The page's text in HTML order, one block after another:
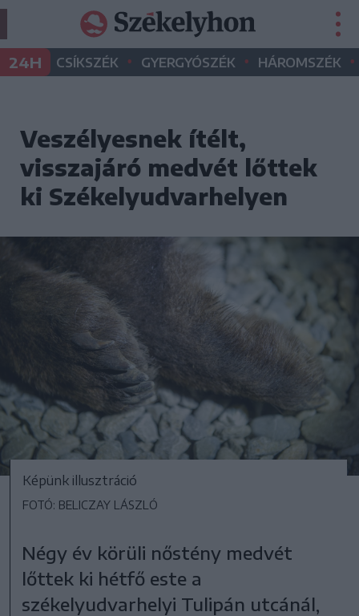
24H CSÍKSZÉK • GYERGYÓSZÉK • HÁROMSZÉK •
Veszélyesnek ítélt,
visszajáró medvét lőttek
ki Székelyudvarhelyen
Képünk illusztráció
FOTÓ: BELICZAY LÁSZLÓ
Négy év körüli nőstény medvét
lőttek ki hétfő este a
székelyudvarhelyi Tulipán utcánál,